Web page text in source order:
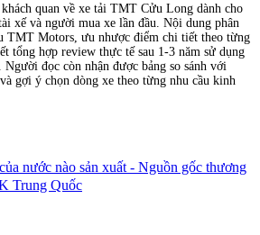
quan về xe tải TMT Cửu Long dành cho
xế và người mua xe lần đầu. Nội dung phân
TMT Motors, ưu nhược điểm chi tiết theo từng
tổng hợp review thực tế sau 1-3 năm sử dụng
đọc còn nhận được bảng so sánh với
gợi ý chọn dòng xe theo từng nhu cầu kinh
nước nào sản xuất - Nguồn gốc thương
Trung Quốc